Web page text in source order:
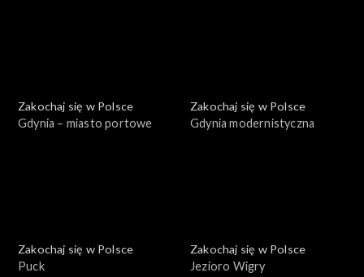
Zakochaj się w Polsce
Gdynia – miasto portowe
Zakochaj się w Polsce
Gdynia modernistyczna
Zakochaj się w Polsce
Puck
Zakochaj się w Polsce
Jezioro Wigry